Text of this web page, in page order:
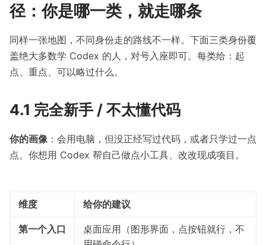
径：你是哪一类，就走哪条
同样一张地图，不同身份走的路线不一样。下面三类身份覆
盖绝大多数学 Codex 的人，对号入座即可。每类给：起
点、重点、可以略过什么。
4.1 完全新手 / 不太懂代码
你的画像：会用电脑，但没正经写过代码，或者只学过一点
点。你想用 Codex 帮自己做点小工具、改改现成项目。
维度 给你的建议
第一个入口
桌面应用（图形界面，点按钮就行，不